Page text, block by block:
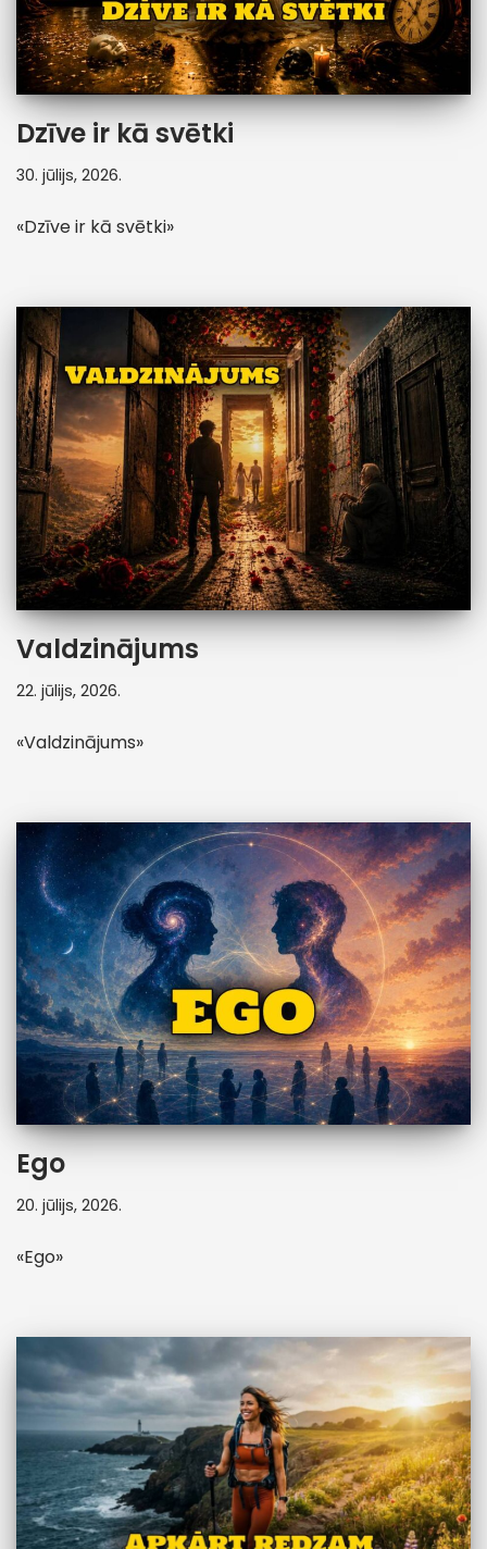
Dzīve ir kā svētki
30. jūlijs, 2026.
«Dzīve ir kā svētki»
Valdzinājums
22. jūlijs, 2026.
«Valdzinājums»
Ego
20. jūlijs, 2026.
«Ego»